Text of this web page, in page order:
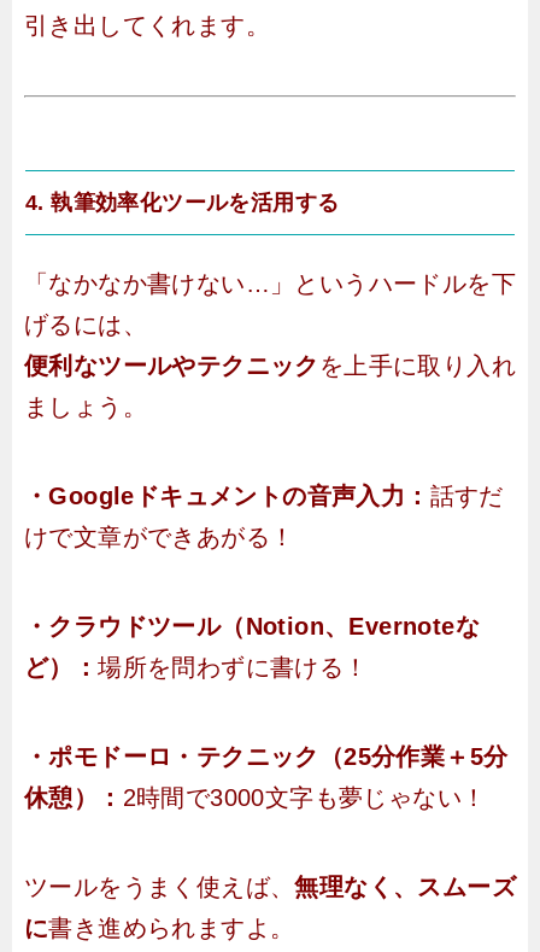
引き出してくれます。
4. 執筆効率化ツールを活用する
「なかなか書けない…」というハードルを下
げるには、
便利なツールやテクニック を上手に取り入れ
ましょう。
・Googleドキュメントの音声入力： 話すだ
けで文章ができあがる！
・クラウドツール（Notion、Evernoteな
ど）：場所を問わずに書ける！
・ポモドーロ・テクニック（25分作業＋5分
休憩）： 2時間で3000文字も夢じゃない！
ツールをうまく使えば、無理なく、スムーズ
に書き進められますよ。